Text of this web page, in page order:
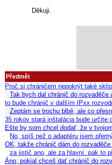
Děkuji.
Předmět
Proč si chráničem nepokrýt také
Tak bych dal chránič do
to bude chránič v dalším IPxx
Zeptám se trochu blbě, ale co
35 rokov stará inštalácia bude určite
Ešte by som chcel dodať, že v
No, spíš než o adaptéru jsem
OK, takže chránič dám do
za jistič ano, ale za hlavní. pak to
Áno, pokial chceš dať chránič do